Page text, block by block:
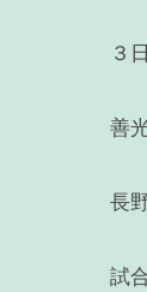
３
善
長
試